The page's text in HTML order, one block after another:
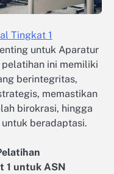
Tingkat 1
untuk Aparatur
ini memiliki
berintegritas,
memastikan
birokrasi, hingga
beradaptasi.
1 untuk ASN